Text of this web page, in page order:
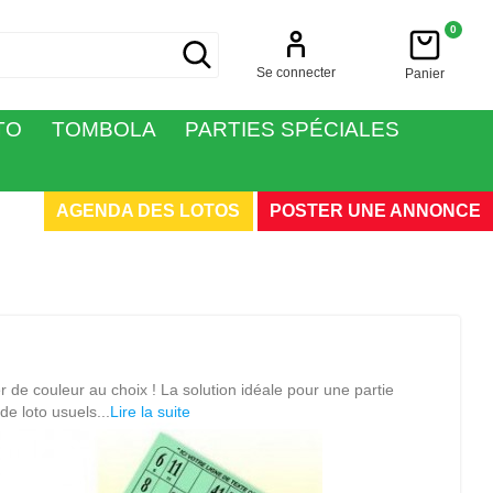
Se connecter Panier
0
TOMBOLA
PARTIES SPÉCIALES
AGENDA DES LOTOS POSTER UNE ANNONCE
Loto !!!
couleur au choix ! La solution idéale pour une partie
loto usuels... Lire la suite